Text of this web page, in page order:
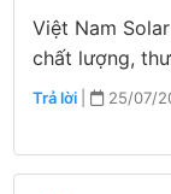
Việt Nam
chất lượng,
Trả lời | 25/07/